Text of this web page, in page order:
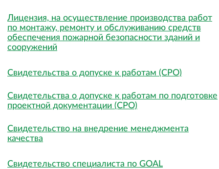
Лицензия, на осуществление производства работ
по монтажу, ремонту и обслуживанию средств
обеспечения пожарной безопасности зданий и
сооружений
Свидетельства о допуске к работам (СРО)
Свидетельства о допуске к работам по подготовке
проектной документации (СРО)
Свидетельство на внедрение менеджмента
качества
Свидетельство специалиста по GOAL